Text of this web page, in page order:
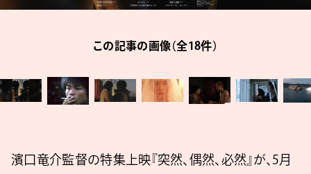
この記事の画像（全18件）
濱口竜介監督の特集上映『突然、偶然、必然』が、5月